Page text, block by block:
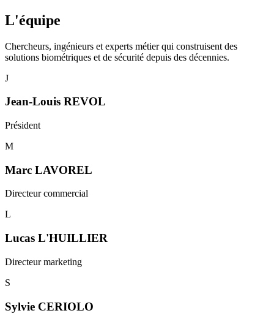
L'équipe
Chercheurs, ingénieurs et experts métier qui construisent des
solutions biométriques et de sécurité depuis des décennies.
J
Jean-Louis REVOL
Président
M
Marc LAVOREL
Directeur commercial
L
Lucas L'HUILLIER
Directeur marketing
S
Sylvie CERIOLO